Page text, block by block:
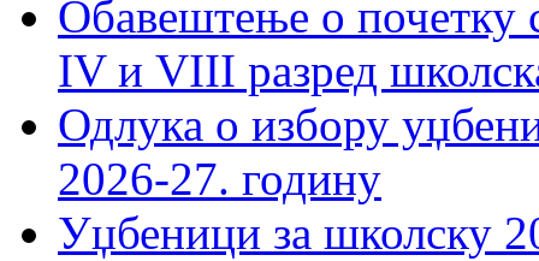
Обавештење о почетку
IV и VIII разред
Одлука о избору
2026-27. годину
Уџбеници за школску